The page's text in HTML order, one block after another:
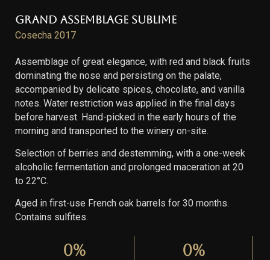
Grand Assemblage Sublime
Cosecha 2017
Assemblage of great elegance, with red and black fruits
dominating the nose and persisting on the palate,
accompanied by delicate spices, chocolate, and vanilla
notes. Water restriction was applied in the final days
before harvest. Hand-picked in the early hours of the
morning and transported to the winery on-site.
Selection of berries and destemming, with a one-week
alcoholic fermentation and prolonged maceration at 20
to 22°C.
Aged in first-use French oak barrels for 30 months.
Contains sulfites.
0% 0%